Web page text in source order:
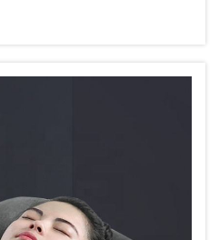
produkklasse ...